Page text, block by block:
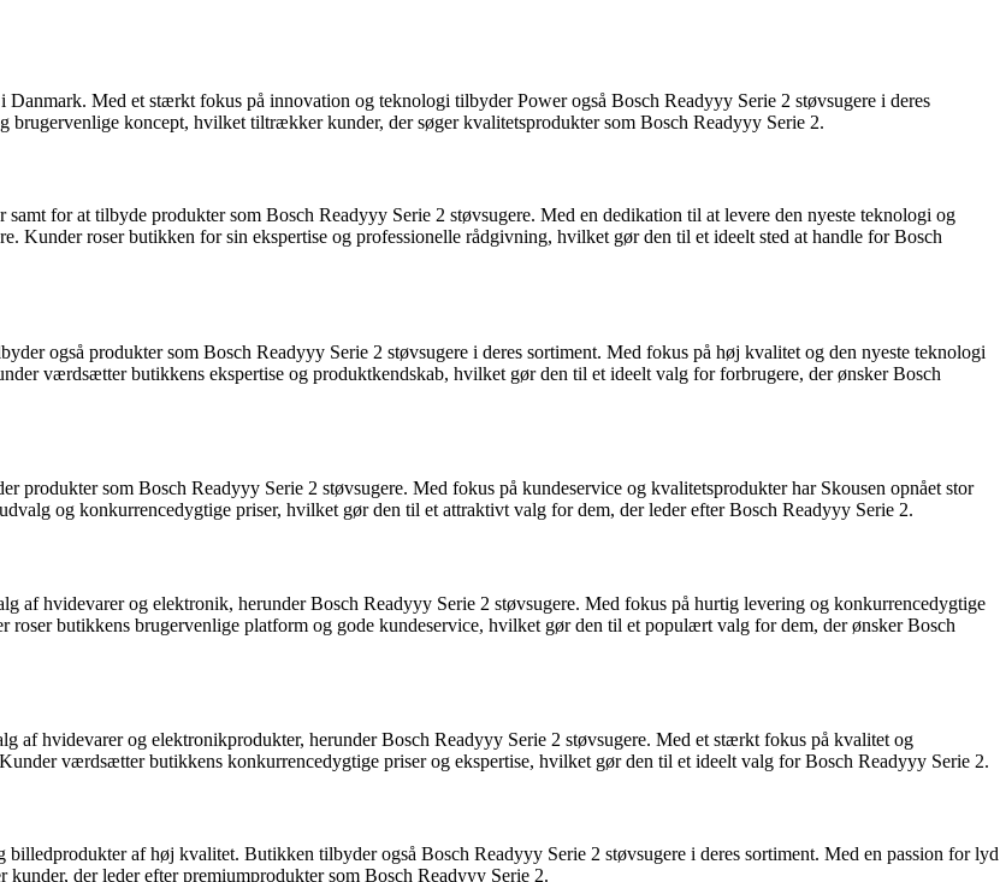
Med et stærkt fokus på innovation og teknologi tilbyder Power også Bosch Readyyy Serie 2 støvsugere i deres
brugervenlige koncept, hvilket tiltrækker kunder, der søger kvalitetsprodukter som Bosch Readyyy Serie 2.
for at tilbyde produkter som Bosch Readyyy Serie 2 støvsugere. Med en dedikation til at levere den nyeste teknologi og
Kunder roser butikken for sin ekspertise og professionelle rådgivning, hvilket gør den til et ideelt sted at handle for Bosch
også produkter som Bosch Readyyy Serie 2 støvsugere i deres sortiment. Med fokus på høj kvalitet og den nyeste teknologi
værdsætter butikkens ekspertise og produktkendskab, hvilket gør den til et ideelt valg for forbrugere, der ønsker Bosch
produkter som Bosch Readyyy Serie 2 støvsugere. Med fokus på kundeservice og kvalitetsprodukter har Skousen opnået stor
og konkurrencedygtige priser, hvilket gør den til et attraktivt valg for dem, der leder efter Bosch Readyyy Serie 2.
af hvidevarer og elektronik, herunder Bosch Readyyy Serie 2 støvsugere. Med fokus på hurtig levering og konkurrencedygtige
butikkens brugervenlige platform og gode kundeservice, hvilket gør den til et populært valg for dem, der ønsker Bosch
af hvidevarer og elektronikprodukter, herunder Bosch Readyyy Serie 2 støvsugere. Med et stærkt fokus på kvalitet og
værdsætter butikkens konkurrencedygtige priser og ekspertise, hvilket gør den til et ideelt valg for Bosch Readyyy Serie 2.
af høj kvalitet. Butikken tilbyder også Bosch Readyyy Serie 2 støvsugere i deres sortiment. Med en passion for lyd
der leder efter premiumprodukter som Bosch Readyyy Serie 2.